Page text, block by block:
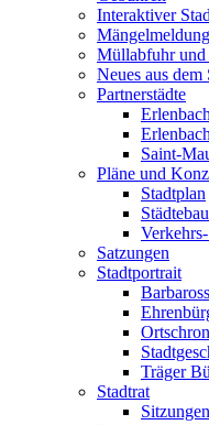
Interaktiver
Mängelmeldung
Müllabfuhr und
Neues aus dem
Partnerstädte
Saint-
Pläne und
Stadtplan
Satzungen
Stadtportrait
Träger
Stadtrat
Sitzungen